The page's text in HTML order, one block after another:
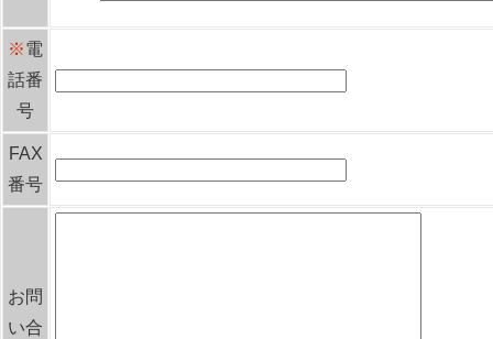
※電
話番
号
FAX
番号
お問
い合